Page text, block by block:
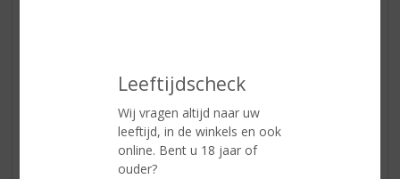
Leeftijdscheck
Wij vragen altijd naar uw
leeftijd, in de winkels en ook
online. Bent u 18 jaar of
ouder?
rijpe peer, nectarine, zoete gerst,
amandel en kruidige vanille
nootachtige mout tonen, vanille